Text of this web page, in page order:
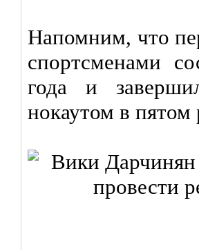
Напомним, что
спортсменами
года и
нокаутом в пятом